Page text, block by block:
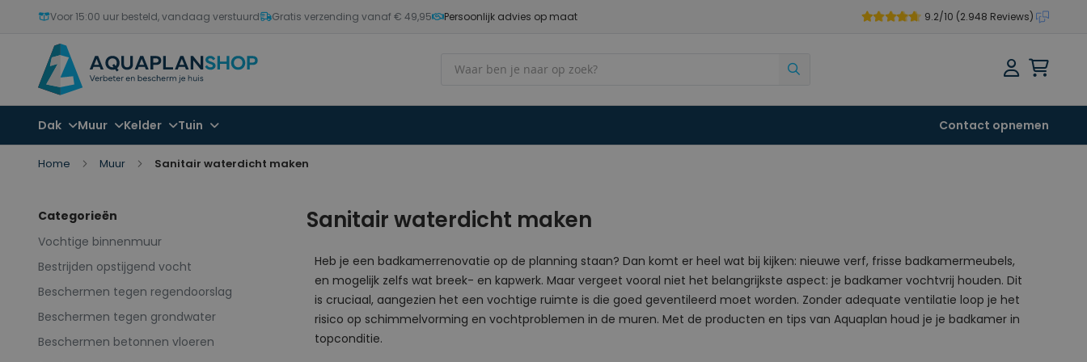
Voor 15:00 uur besteld, vandaag verstuurd Gratis verzending vanaf € 49,95 Persoonlijk advies op maat 9.2/10 (2.948 Reviews)
Dak Muur Kelder Tuin Contact opnemen
Home Muur Sanitair waterdicht maken
Sanitair waterdicht maken
Heb je een badkamerrenovatie op de planning staan? Dan komt er heel wat bij kijken: nieuwe verf, frisse badkamermeubels,
en mogelijk zelfs wat breek- en kapwerk. Maar vergeet vooral niet het belangrijkste aspect: je badkamer vochtvrij houden. Dit
is cruciaal, aangezien het een vochtige ruimte is die goed geventileerd moet worden. Zonder adequate ventilatie loop je het
risico op schimmelvorming en vochtproblemen in de muren. Met de producten en tips van Aquaplan houd je je badkamer in
topconditie.
Categorieën
Vochtige binnenmuur
Bestrijden opstijgend vocht
Beschermen tegen regendoorslag
Beschermen tegen grondwater
Beschermen betonnen vloeren